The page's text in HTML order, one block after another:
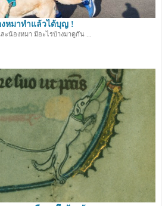
หมาทำแล้วได้บุญ !
น้องหมา มีอะไรบ้างมาดูกัน ...